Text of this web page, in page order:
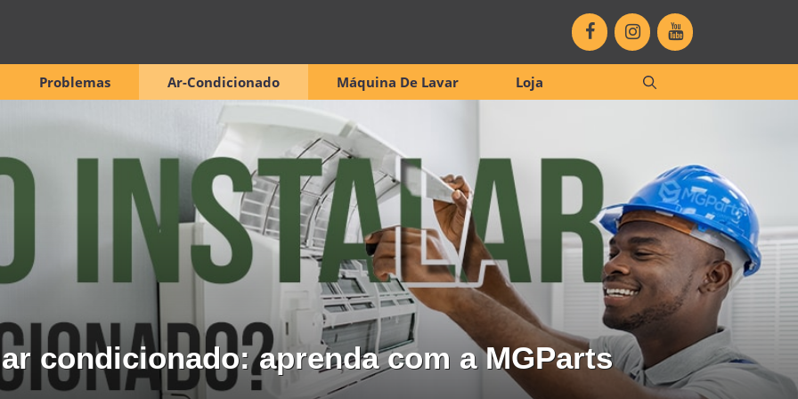
Problemas Ar-Condicionado Máquina De Lavar Loja
condicionado: aprenda com a MGParts